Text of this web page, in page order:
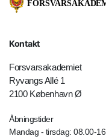
Kontakt
Forsvarsakademiet
Ryvangs Allé 1
2100 København Ø
Åbningstider
Mandag - tirsdag: 08.00-